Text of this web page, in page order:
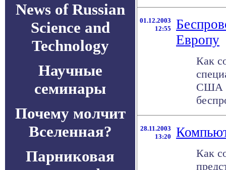
News of Russian
Science and
Technology
Научные
семинары
Почему молчит
Вселенная?
Парниковая
01.12.2003
12:55
Европу
Как
США
28.11.2003
13:20
Как